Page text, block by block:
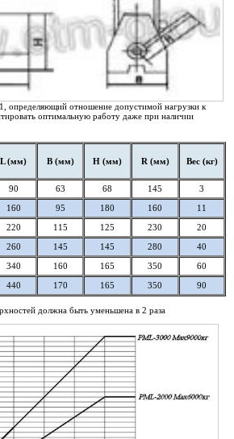
определяющий отношение допустимой нагрузки к
оптимальную работу даже при наличии
L (мм) B (мм) H (мм) R (мм) Вес (кг)
90 63 68 145
3
160 95 180 160
11
220 115 125 230
20
260 145 145 280
40
340 160 165 350
60
440 170 165 350 90
должна быть уменьшена в 2 раза